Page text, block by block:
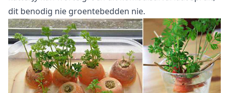
dit benodig nie groentebedden nie.